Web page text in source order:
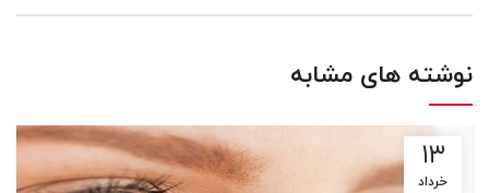
نوشته های مشابه
۱۳
خرداد